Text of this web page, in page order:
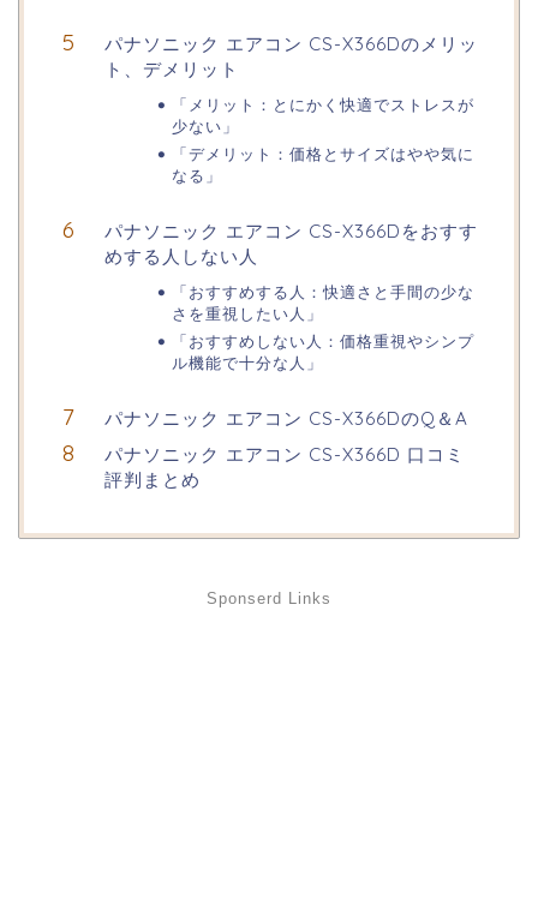
パナソニック エアコン CS-X366Dのメリッ
ト、デメリット
「メリット：とにかく快適でストレスが
少ない」
「デメリット：価格とサイズはやや気に
なる」
パナソニック エアコン CS-X366Dをおすす
めする人しない人
「おすすめする人：快適さと手間の少な
さを重視したい人」
「おすすめしない人：価格重視やシンプ
ル機能で十分な人」
パナソニック エアコン CS-X366DのQ＆A
パナソニック エアコン CS-X366D 口コミ
評判まとめ
Sponserd Links